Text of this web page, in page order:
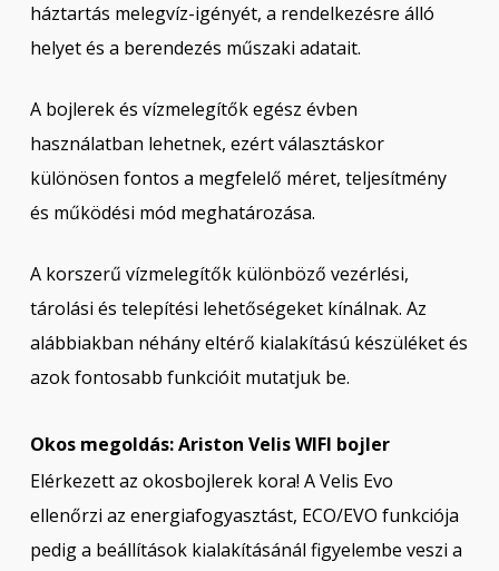
háztartás melegvíz-igényét, a rendelkezésre álló
helyet és a berendezés műszaki adatait.
A bojlerek és vízmelegítők egész évben
használatban lehetnek, ezért választáskor
különösen fontos a megfelelő méret, teljesítmény
és működési mód meghatározása.
A korszerű vízmelegítők különböző vezérlési,
tárolási és telepítési lehetőségeket kínálnak. Az
alábbiakban néhány eltérő kialakítású készüléket és
azok fontosabb funkcióit mutatjuk be.
Okos megoldás: Ariston Velis WIFI bojler
Elérkezett az okosbojlerek kora! A Velis Evo
ellenőrzi az energiafogyasztást, ECO/EVO funkciója
pedig a beállítások kialakításánál figyelembe veszi a